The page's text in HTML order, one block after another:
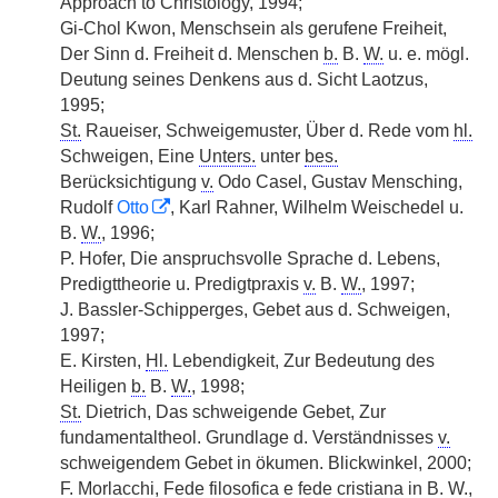
Gi-Chol Kwon, Menschsein als gerufene Freiheit,
Der Sinn d. Freiheit d. Menschen b. B. W. u. e. mögl.
Deutung seines Denkens aus d. Sicht Laotzus,
1995;
St. Raueiser, Schweigemuster, Über d. Rede vom hl.
Schweigen, Eine Unters. unter bes.
Berücksichtigung v. Odo Casel, Gustav Mensching,
RudolfOtto
, Karl Rahner, Wilhelm Weischedel u.
B. W., 1996;
P. Hofer, Die anspruchsvolle Sprache d. Lebens,
Predigttheorie u. Predigtpraxis v. B. W., 1997;
J. Bassler-Schipperges, Gebet aus d. Schweigen,
1997;
E. Kirsten, Hl. Lebendigkeit, Zur Bedeutung des
Heiligen b. B. W., 1998;
St. Dietrich, Das schweigende Gebet, Zur
fundamentaltheol. Grundlage d. Verständnisses v.
schweigendem Gebet in ökumen. Blickwinkel, 2000;
F. Morlacchi, Fede filosofica e fede cristiana in B. W.,